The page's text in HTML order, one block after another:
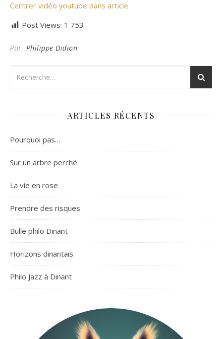
Centrer vidéo youtube dans article
Post Views: 1 753
Par Philippe Didion
ARTICLES RÉCENTS
Pourquoi pas…
Sur un arbre perché
La vie en rose
Prendre des risques
Bulle philo Dinant
Horizons dinantais
Philo Jazz à Dinant